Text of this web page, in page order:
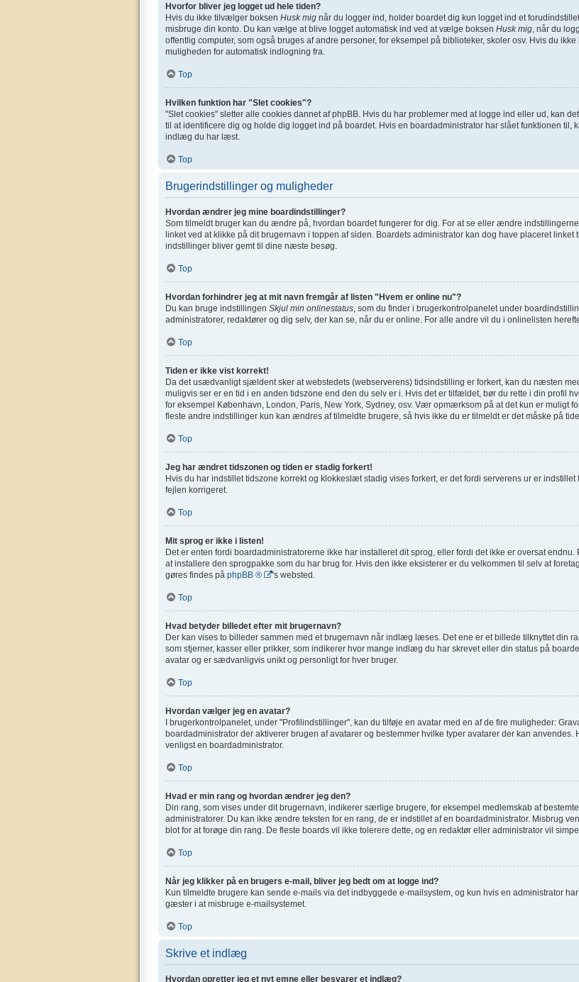
Hvorfor bliver jeg logget ud hele tiden?
Hvis du ikke tilvælger boksen Husk mig når du logger ind, holder boardet dig kun logget ind et
misbruge din konto. Du kan vælge at blive logget automatisk ind ved at vælge boksen Husk mig , når du
offentlig computer, som også bruges af andre personer, for eksempel på biblioteker, skoler osv. Hvis du
muligheden for automatisk indlogning fra.
Top
Hvilken funktion har "Slet cookies"?
"Slet cookies" sletter alle cookies dannet af phpBB. Hvis du har problemer med at logge ind eller ud, kan
til at identificere dig og holde dig logget ind på boardet. Hvis en boardadministrator har slået funktionen til,
indlæg du har læst.
Top
Brugerindstillinger og muligheder
Hvordan ændrer jeg mine boardindstillinger?
Som tilmeldt bruger kan du ændre på, hvordan boardet fungerer for dig. For at se eller ændre
linket ved at klikke på dit brugernavn i toppen af siden. Boardets administrator kan dog have placeret
indstillinger bliver gemt til dine næste besøg.
Top
Hvordan forhindrer jeg at mit navn fremgår af listen "Hvem er online nu"?
Du kan bruge indstillingen Skjul min onlinestatus , som du finder i brugerkontrolpanelet under
administratorer, redaktører og dig selv, der kan se, når du er online. For alle andre vil du i onlinelisten
Top
Tiden er ikke vist korrekt!
Da det usædvanligt sjældent sker at webstedets (webserverens) tidsindstilling er forkert, kan du næsten
muligvis ser er en tid i en anden tidszone end den du selv er i. Hvis det er tilfældet, bør du rette i din profil
for eksempel København, London, Paris, New York, Sydney, osv. Vær opmærksom på at det kun er muligt
fleste andre indstillinger kun kan ændres af tilmeldte brugere, så hvis ikke du er tilmeldt er det måske på
Top
Jeg har ændret tidszonen og tiden er stadig forkert!
Hvis du har indstillet tidszone korrekt og klokkeslæt stadig vises forkert, er det fordi serverens ur er
fejlen korrigeret.
Top
Mit sprog er ikke i listen!
Det er enten fordi boardadministratorerne ikke har installeret dit sprog, eller fordi det ikke er oversat
at installere den sprogpakke som du har brug for. Hvis den ikke eksisterer er du velkommen til selv at
gøres findes på phpBB ® 's websted.
Top
Hvad betyder billedet efter mit brugernavn?
Der kan vises to billeder sammen med et brugernavn når indlæg læses. Det ene er et billede tilknyttet din
som stjerner, kasser eller prikker, som indikerer hvor mange indlæg du har skrevet eller din status på
avatar og er sædvanligvis unikt og personligt for hver bruger.
Top
Hvordan vælger jeg en avatar?
I brugerkontrolpanelet, under "Profilindstillinger", kan du tilføje en avatar med en af de fire muligheder:
boardadministrator der aktiverer brugen af avatarer og bestemmer hvilke typer avatarer der kan anvendes.
venligst en boardadministrator.
Top
Hvad er min rang og hvordan ændrer jeg den?
Din rang, som vises under dit brugernavn, indikerer særlige brugere, for eksempel medlemskab af
administratorer. Du kan ikke ændre teksten for en rang, de er indstillet af en boardadministrator. Misbrug
blot for at forøge din rang. De fleste boards vil ikke tolerere dette, og en redaktør eller administrator vil
Top
Når jeg klikker på en brugers e-mail, bliver jeg bedt om at logge ind?
Kun tilmeldte brugere kan sende e-mails via det indbyggede e-mailsystem, og kun hvis en administrator
gæster i at misbruge e-mailsystemet.
Top
Skrive et indlæg
Hvordan opretter jeg et nyt emne eller besvarer et indlæg?